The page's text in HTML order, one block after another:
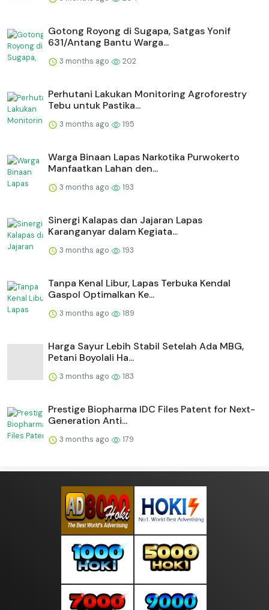
Gotong Royong di Sugapa, Satgas Yonif
631/Antang Bantu Warga...
3 months ago 202
Perhutani Lakukan Monitoring Agroforestry
Tebu untuk Pastika...
3 months ago 195
Warga Binaan Lapas Narkotika Purwokerto
Manfaatkan Lahan den...
3 months ago 193
⁠Sinergi Kalapas dan Jajaran Lapas
Karanganyar dalam Kegiata...
3 months ago 193
Tanpa Kenal Libur, Lapas Terbuka Kendal
Gaspol Optimalkan Ke...
3 months ago 189
Harga Sayur Lebih Stabil Setelah Ada MBG,
Petani Boyolali Ha...
3 months ago 183
Prestige Biopharma IDC Files Patent for Next-
Generation Anti...
3 months ago 179